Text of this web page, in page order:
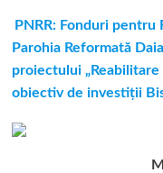
PNRR: Fonduri pentru
Parohia Reformată
proiectului
obiectiv de investiții